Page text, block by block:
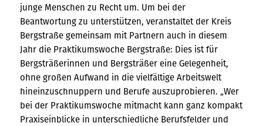
junge Menschen zu Recht um. Um bei der
Beantwortung zu unterstützen, veranstaltet der Kreis
Bergstraße gemeinsam mit Partnern auch in diesem
Jahr die Praktikumswoche Bergstraße: Dies ist für
Bergsträßerinnen und Bergsträßer eine Gelegenheit,
ohne großen Aufwand in die vielfältige Arbeitswelt
hineinzuschnuppern und Berufe auszuprobieren. „Wer
bei der Praktikumswoche mitmacht kann ganz kompakt
Praxiseinblicke in unterschiedliche Berufsfelder und